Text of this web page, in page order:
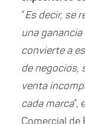
“Es decir, se
una
convierte a
de negocios,
venta
cada marca”,
Comercial de